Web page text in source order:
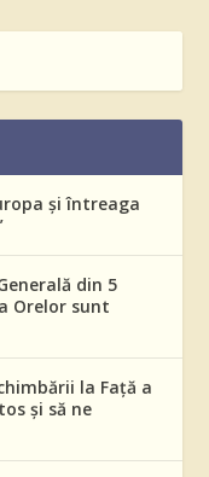
și întreaga
din 5
Orelor sunt
la Față a
și să ne